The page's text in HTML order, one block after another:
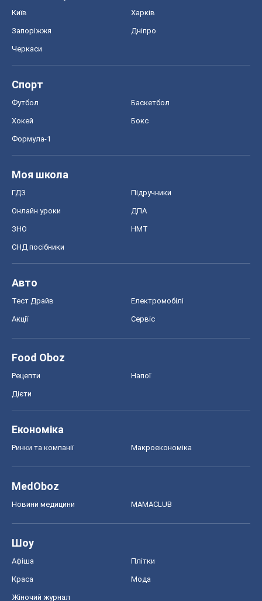
Київ Харків
Запоріжжя Дніпро
Черкаси
Спорт
Футбол Баскетбол
Хокей Бокс
Формула-1
Моя школа
ГДЗ Підручники
Онлайн уроки ДПА
ЗНО НМТ
СНД посібники
Авто
Тест Драйв Електромобілі
Акції Сервіс
Food Oboz
Рецепти Напої
Дієти
Економіка
Ринки та компанії Макроекономіка
MedOboz
Новини медицини MAMACLUB
Шоу
Афіша Плітки
Краса Мода
Жіночий журнал